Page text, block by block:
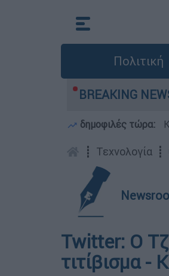
Πολιτική
BREAKING
«κόκκινα» -
δημοφιλές τώρα:
┋ Τεχνολογία ┋
Twitter: Ο
τιτίβισμα -